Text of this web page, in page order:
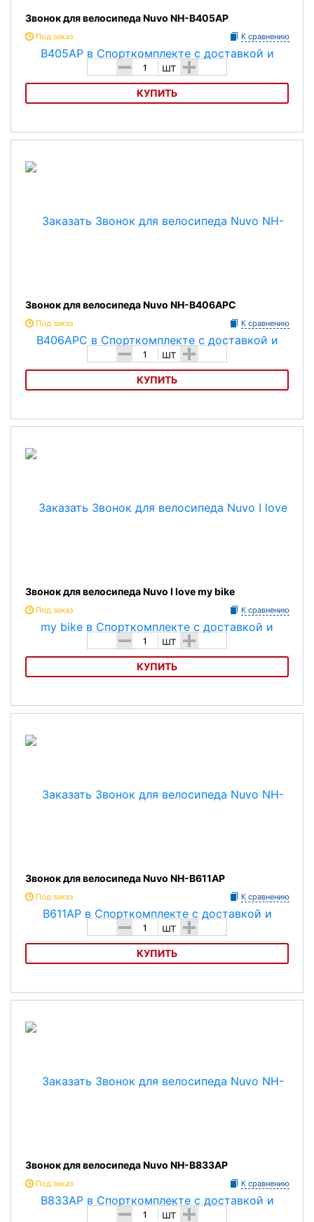
Звонок для велосипеда Nuvo NH-B405AP
Под заказ К сравнению
- шт +
КУПИТЬ
Звонок для велосипеда Nuvo NH-B405AP
Звонок для велосипеда Nuvo NH-B406APC
Под заказ К сравнению
- шт +
КУПИТЬ
Звонок для велосипеда Nuvo NH-B406APC
Звонок для велосипеда Nuvo I love my bike
Под заказ К сравнению
- шт +
КУПИТЬ
Звонок для велосипеда Nuvo I love my bike
Звонок для велосипеда Nuvo NH-B611AP
Под заказ К сравнению
- шт +
КУПИТЬ
Звонок для велосипеда Nuvo NH-B611AP
Звонок для велосипеда Nuvo NH-B833AP
Под заказ К сравнению
- шт +